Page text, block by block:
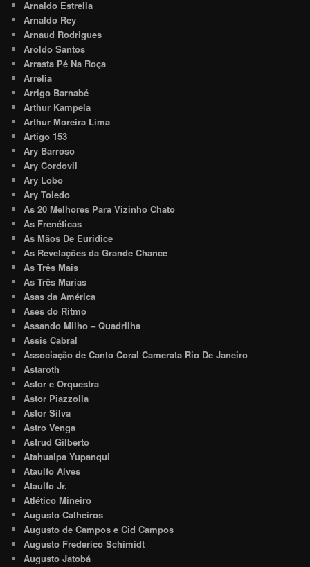
Arnaldo Estrella
Arnaldo Rey
Arnaud Rodrigues
Aroldo Santos
Arrasta Pé Na Roça
Arrelia
Arrigo Barnabé
Arthur Kampela
Arthur Moreira Lima
Artigo 153
Ary Barroso
Ary Cordovil
Ary Lobo
Ary Toledo
As 20 Melhores Para Vizinho Chato
As Frenéticas
As Mãos De Euridice
As Revelações da Grande Chance
As Três Mais
As Três Marias
Asas da América
Ases do Ritmo
Assando Milho – Quadrilha
Assis Cabral
Associação de Canto Coral Camerata Rio De Janeiro
Astaroth
Astor e Orquestra
Astor Piazzolla
Astor Silva
Astro Venga
Astrud Gilberto
Atahualpa Yupanqui
Ataulfo Alves
Ataulfo Jr.
Atlético Mineiro
Augusto Calheiros
Augusto de Campos e Cid Campos
Augusto Frederico Schimidt
Augusto Jatobá